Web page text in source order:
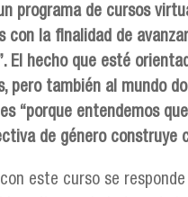
programa de cursos
con la finalidad de
El hecho que esté
pero también al mundo
“porque entendemos
de género construye
este curso se